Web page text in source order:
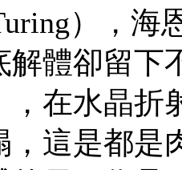
），海
體卻留下
，在水晶
，這是都是